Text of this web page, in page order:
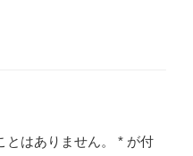
はありません。 * が付